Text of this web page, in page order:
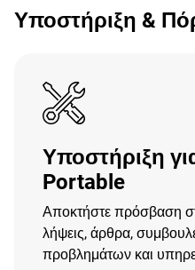
Υποστήριξη &
Υποστήριξη
Portable
Αποκτήστε πρόσβαση
λήψεις, άρθρα,
προβλημάτων και